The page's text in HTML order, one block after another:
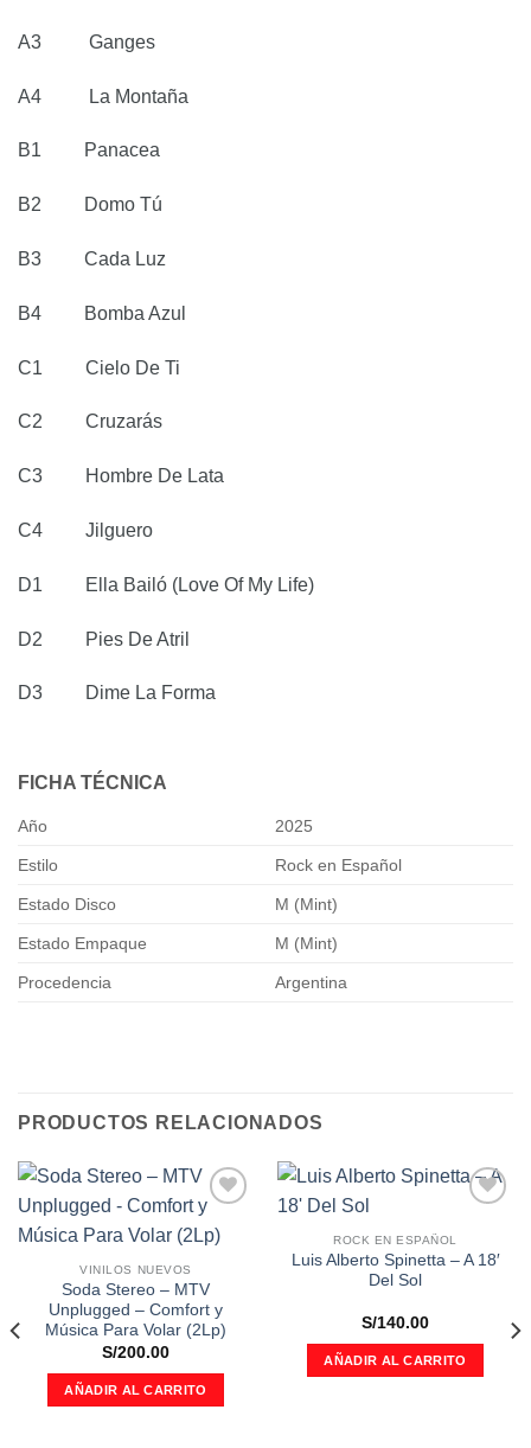
A3 Ganges
A4 La Montaña
B1 Panacea
B2 Domo Tú
B3 Cada Luz
B4 Bomba Azul
C1 Cielo De Ti
C2 Cruzarás
C3 Hombre De Lata
C4 Jilguero
D1 Ella Bailó (Love Of My Life)
D2 Pies De Atril
D3 Dime La Forma
FICHA TÉCNICA
Año 2025
Estilo Rock en Español
Estado Disco M (Mint)
Estado Empaque M (Mint)
Procedencia Argentina
PRODUCTOS RELACIONADOS
a la
VINILOS NUEVOS
Soda Stereo ‎– MTV
Unplugged – Comfort y
Música Para Volar (2Lp)
S/200.00
AÑADIR AL CARRITO
lista de
ROCK EN ESPAÑOL
Luis Alberto Spinetta ‎– A 18′
Del Sol
S/140.00
AÑADIR AL CARRITO